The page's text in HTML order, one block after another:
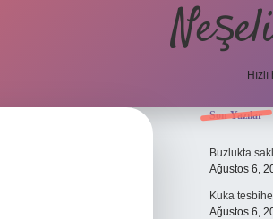
Son Yazılar
Buzlukta
Ağustos 6,
Kuka
Ağustos 6,
ilbet mobil giriş en iyi bahis